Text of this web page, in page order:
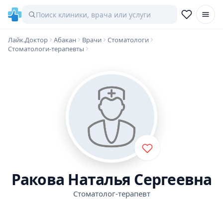
Лайк.Доктор Абакан Врачи
Стоматологи
Стоматологи-терапевты
Ракова Наталья Сергеевна
Стоматолог-терапевт